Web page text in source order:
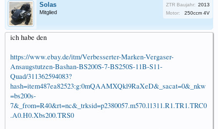
Solas
Mitglied
ZTR Baujahr: 2013
Motor:
250ccm 4V
ich habe den
https://www.ebay.de/itm/Verbesserter-Marken-Vergaser-
Ansaugstutzen-Bashan-BS200S-7-BS250S-11B-S11-
Quad/311362594083?
hash=item487ea82523:g:0mQAAMXQkl9RaXeD&_sacat=0&_nkw
=bs200s-
7&_from=R40&rt=nc&_trksid=p2380057.m570.l1311.R1.TR1.TRC0
.A0.H0.Xbs200.TRS0